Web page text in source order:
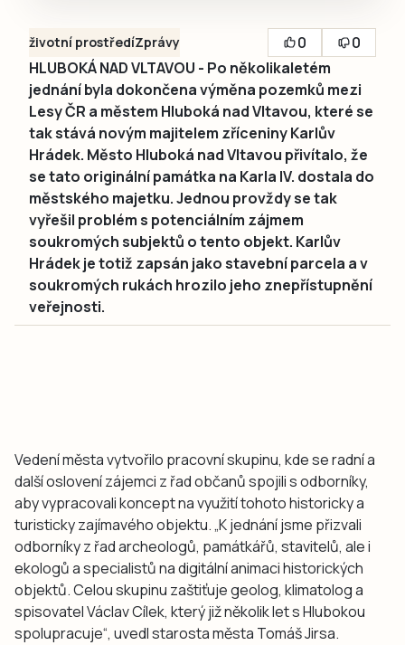
životní prostředíZprávy 0
0
HLUBOKÁ NAD VLTAVOU - Po několikaletém
jednání byla dokončena výměna pozemků mezi
Lesy ČR a městem Hluboká nad Vltavou, které se
tak stává novým majitelem zříceniny Karlův
Hrádek. Město Hluboká nad Vltavou přivítalo, že
se tato originální památka na Karla IV. dostala do
městského majetku. Jednou provždy se tak
vyřešil problém s potenciálním zájmem
soukromých subjektů o tento objekt. Karlův
Hrádek je totiž zapsán jako stavební parcela a v
soukromých rukách hrozilo jeho znepřístupnění
veřejnosti.
Vedení města vytvořilo pracovní skupinu, kde se radní a
další oslovení zájemci z řad občanů spojili s odborníky,
aby vypracovali koncept na využití tohoto historicky a
turisticky zajímavého objektu. „K jednání jsme přizvali
odborníky z řad archeologů, památkářů, stavitelů, ale i
ekologů a specialistů na digitální animaci historických
objektů. Celou skupinu zaštiťuje geolog, klimatolog a
spisovatel Václav Cílek, který již několik let s Hlubokou
spolupracuje“, uvedl starosta města Tomáš Jirsa.